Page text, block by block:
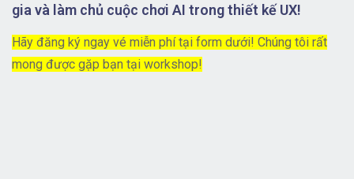
gia và làm chủ cuộc chơi AI trong thiết kế UX!
Hãy đăng ký ngay vé miễn phí tại form dưới! Chúng tôi rất
mong được gặp bạn tại workshop!